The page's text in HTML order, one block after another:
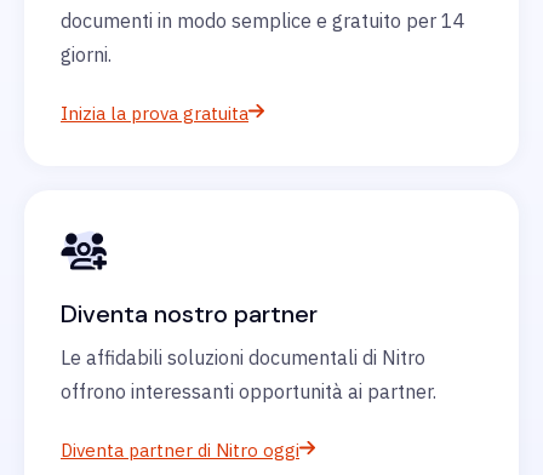
documenti in modo semplice e gratuito per 14
giorni.
Inizia la prova gratuita
Diventa nostro partner
Le affidabili soluzioni documentali di Nitro
offrono interessanti opportunità ai partner.
Diventa partner di Nitro oggi